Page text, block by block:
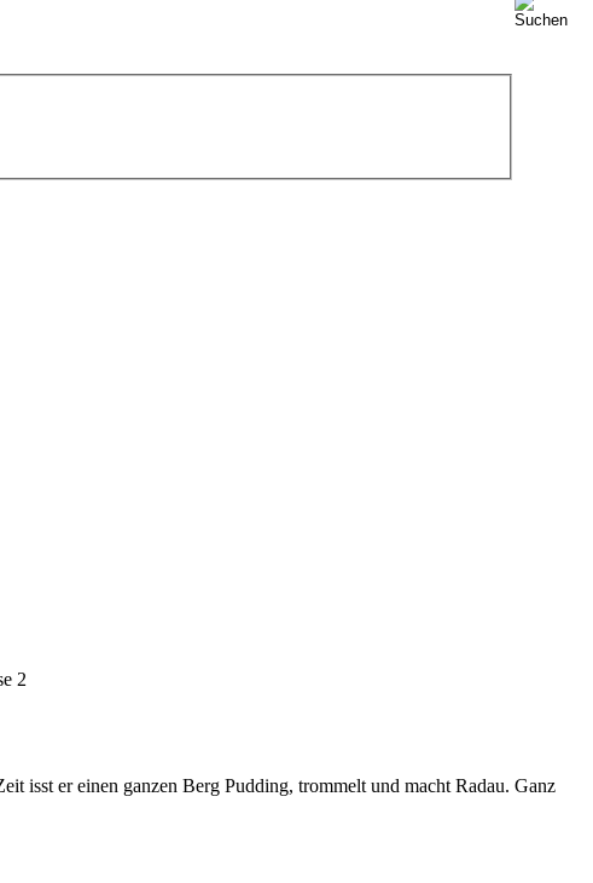
2
isst er einen ganzen Berg Pudding, trommelt und macht Radau. Ganz